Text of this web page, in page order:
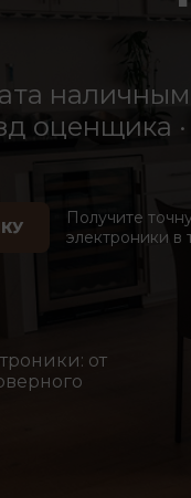
оценщика
Получите
электроники в
от